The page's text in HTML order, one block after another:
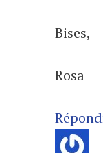
Bises,
Rosa